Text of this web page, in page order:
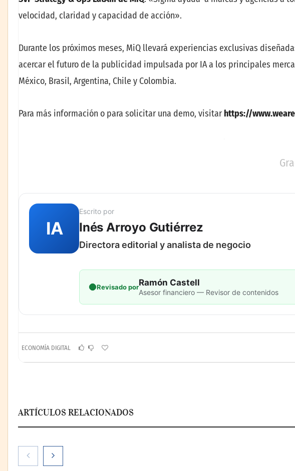
velocidad, claridad y capacidad de acción».
Durante los próximos meses, MiQ llevará experiencias exclusivas
acercar el futuro de la publicidad impulsada por IA a los principales
México, Brasil, Argentina, Chile y Colombia.
Para más información o para solicitar una demo, visitar https://
IA
Escrito por
Inés Arroyo Gutiérrez
Directora editorial y analista de negocio
Revisado porRamón Castell
Asesor financiero — Revisor de contenidos
ECONOMÍA DIGITAL
ARTÍCULOS RELACIONADOS